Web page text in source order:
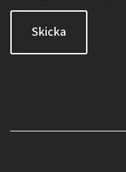
Skicka